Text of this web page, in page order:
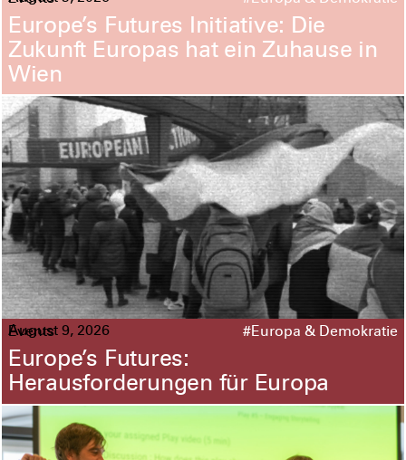
Europe’s Futures Initiative: Die
Zukunft Europas hat ein Zuhause in
Wien
Events #Europa & Demokratie
August 9, 2026
Europe’s Futures:
Herausforderungen für Europa